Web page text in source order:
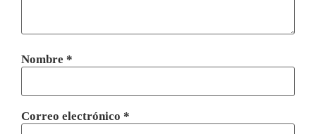
Nombre *
Correo electrónico *